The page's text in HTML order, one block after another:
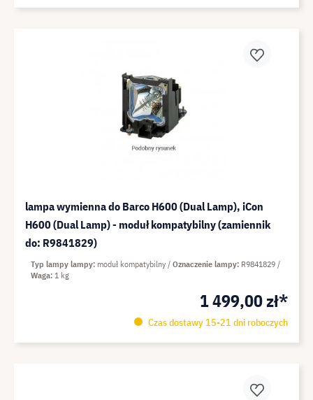
lampa wymienna do Barco H600 (Dual Lamp), iCon
H600 (Dual Lamp) - moduł kompatybilny (zamiennik
do: R9841829)
1 499,00 zł*
Czas dostawy 15-21 dni roboczych
Typ lampy lampy moduł kompatybilny Oznaczenie lampy R9841829
Waga 1 kg